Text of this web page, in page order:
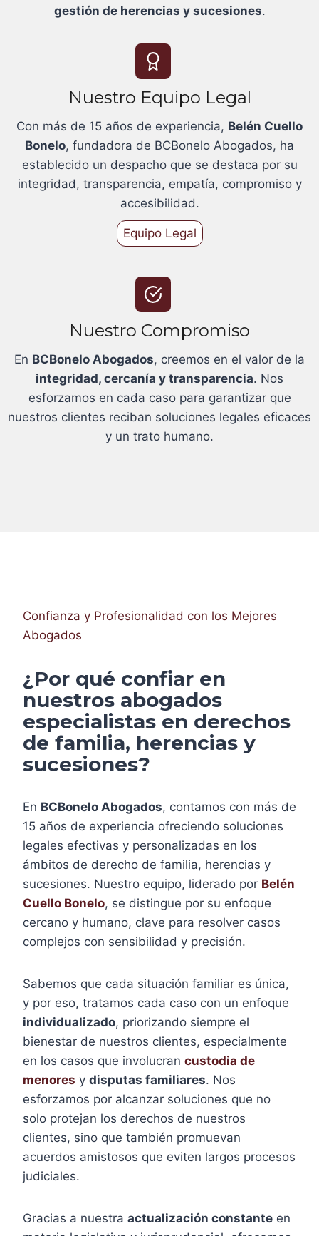
gestión de herencias y sucesiones.
Nuestro Equipo Legal
Con más de 15 años de experiencia, Belén Cuello
Bonelo, fundadora de BCBonelo Abogados, ha
establecido un despacho que se destaca por su
integridad, transparencia, empatía, compromiso y
accesibilidad.
Equipo Legal
Nuestro Compromiso
En BCBonelo Abogados, creemos en el valor de la
integridad, cercanía y transparencia. Nos
esforzamos en cada caso para garantizar que
nuestros clientes reciban soluciones legales eficaces
y un trato humano.
Confianza y Profesionalidad con los Mejores
Abogados
¿Por qué confiar en
nuestros abogados
especialistas en derechos
de familia, herencias y
sucesiones?
En BCBonelo Abogados, contamos con más de
15 años de experiencia ofreciendo soluciones
legales efectivas y personalizadas en los
ámbitos de derecho de familia, herencias y
sucesiones. Nuestro equipo, liderado por Belén
Cuello Bonelo, se distingue por su enfoque
cercano y humano, clave para resolver casos
complejos con sensibilidad y precisión.
Sabemos que cada situación familiar es única,
y por eso, tratamos cada caso con un enfoque
individualizado, priorizando siempre el
bienestar de nuestros clientes, especialmente
en los casos que involucran custodia de
menores y disputas familiares. Nos
esforzamos por alcanzar soluciones que no
solo protejan los derechos de nuestros
clientes, sino que también promuevan
acuerdos amistosos que eviten largos procesos
judiciales.
Gracias a nuestra actualización constante en